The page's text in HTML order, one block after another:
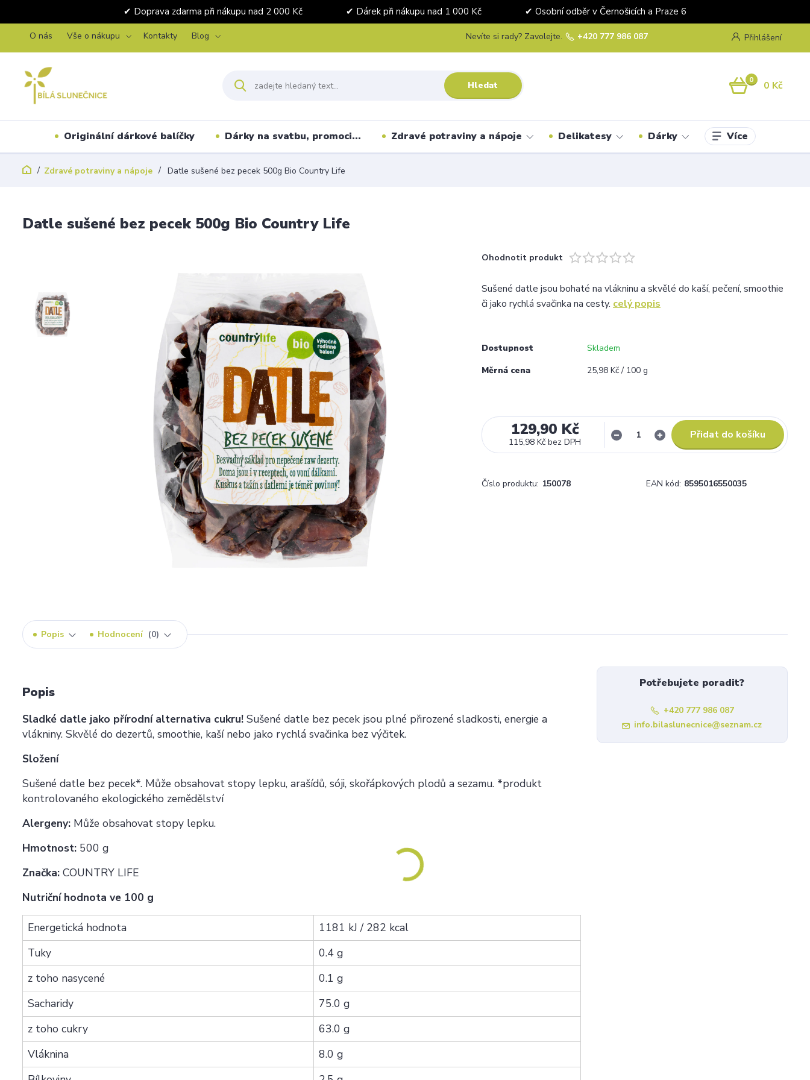
✔ Doprava zdarma při nákupu nad 2 000 Kč ✔ Dárek při nákupu nad 1 000 Kč ✔ Osobní odběr v Černošicích a Praze 6
O nás Vše o nákupu Kontakty Blog Přihlášení
Hledat
Nevíte si rady? Zavolejte. +420 777 986 087
0 0 Kč
Originální dárkové balíčky Dárky na svatbu, promoci... Zdravé potraviny a nápoje Delikatesy Dárky Více
Zdravé potraviny a nápoje Datle sušené bez pecek 500g Bio Country Life
Datle sušené bez pecek 500g Bio Country Life
Ohodnotit produkt
Sušené datle jsou bohaté na vlákninu a skvělé do kaší, pečení, smoothie
či jako rychlá svačinka na cesty. celý popis
Dostupnost
Skladem
Měrná cena
25,98 Kč / 100 g
129,90 Kč
115,98 Kč bez DPH
Přidat do košíku
Číslo produktu: 150078 EAN kód: 8595016550035
Popis Hodnocení 0
Popis
Sladké datle jako přírodní alternativa cukru! Sušené datle bez pecek jsou plné přirozené sladkosti, energie a
vlákniny. Skvělé do dezertů, smoothie, kaší nebo jako rychlá svačinka bez výčitek.
Složení
Sušené datle bez pecek*. Může obsahovat stopy lepku, arašídů, sóji, skořápkových plodů a sezamu. *produkt
kontrolovaného ekologického zemědělství
Alergeny: Může obsahovat stopy lepku.
Hmotnost: 500 g
Značka: COUNTRY LIFE
Nutriční hodnota ve 100 g
Energetická hodnota
1181 kJ / 282 kcal
Tuky
0.4 g
z toho nasycené
0.1 g
Sacharidy
75.0 g
z toho cukry
63.0 g
Vláknina
8.0 g
Potřebujete poradit?
+420 777 986 087
info.bilaslunecnice@seznam.cz